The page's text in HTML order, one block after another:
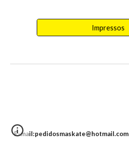
Impressos
E-mail:pedidosmaskate@hotmail.com